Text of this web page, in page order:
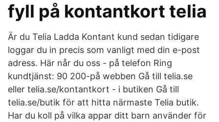
fyll på kontantkort telia
Är du Telia Ladda Kontant kund sedan tidigare
loggar du in precis som vanligt med din e-post
adress. Här når du oss - på telefon Ring
kundtjänst: 90 200-på webben Gå till telia.se
eller telia.se/kontantkort - i butiken Gå till
telia.se/butik för att hitta närmaste Telia butik.
Har du koll på vilka appar ditt barn använder för